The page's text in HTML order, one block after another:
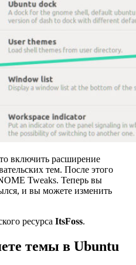
включить расширение
тем. После этого
Tweaks. Теперь вы
и вы можете изменить
ресурса ItsFoss.
темы в Ubuntu